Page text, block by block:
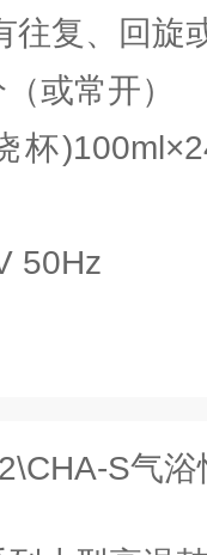
复、回旋
或常开）
杯
50Hz
S气